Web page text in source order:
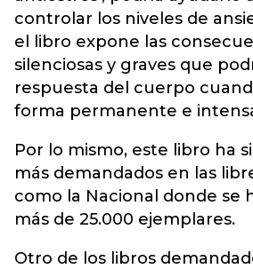
controlar los niveles de
el libro expone las
silenciosas y graves que
respuesta del cuerpo
forma permanente e
Por lo mismo, este libro ha
más demandados en las
como la Nacional donde se
más de 25.000 ejemplares.
Otro de los libros